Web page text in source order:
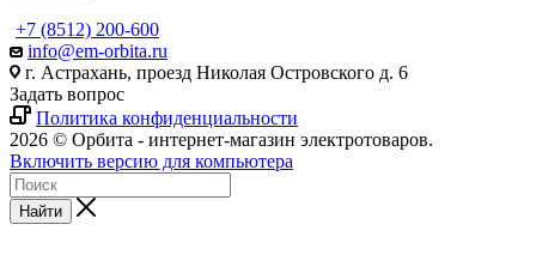
+7 (8512) 200-600
info@em-orbita.ru
г. Астрахань, проезд Николая Островского д. 6
Задать вопрос
Политика конфиденциальности
2026 © Орбита - интернет-магазин электротоваров.
Включить версию для компьютера
Найти